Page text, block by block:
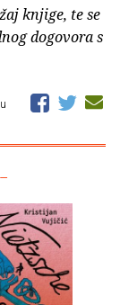
knjige, te se
dogovora s